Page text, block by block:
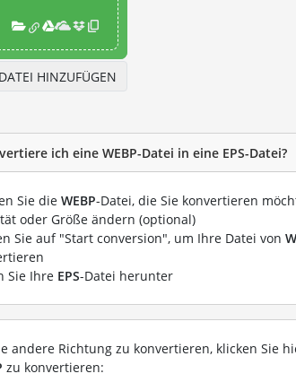
HINZUFÜGEN
ich eine WEBP-Datei in eine EPS-Datei?
Sie die WEBP-Datei, die Sie konvertieren
oder Größe ändern (optional)
Sie auf "Start conversion", um Ihre Datei von
Sie Ihre EPS-Datei herunter
andere Richtung zu konvertieren, klicken Sie
zu konvertieren: